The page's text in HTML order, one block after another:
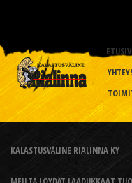
KALASTUSVÄLINE RIALINNA KY